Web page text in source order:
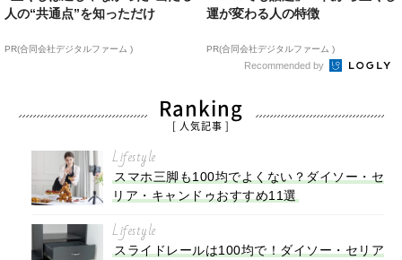
人の“共通点”を知っただけ
PR(合同会社デジタルファーム )
運が変わる人の特徴
PR(合同会社デジタルファーム )
Recommended by
Ranking
[ 人気記事 ]
Lifestyle
スマホ三脚も100均でよくない？ダイソー・セ
リア・キャンドゥおすすめ11選
Lifestyle
スライドレールは100均で！ダイソー・セリア